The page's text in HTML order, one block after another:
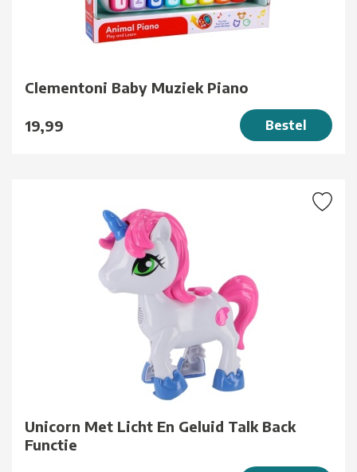
Clementoni Baby Muziek Piano
19,99 Bestel
Unicorn Met Licht En Geluid Talk Back
Functie